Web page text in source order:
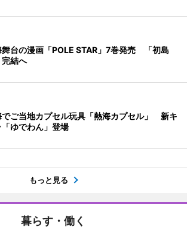
舞台の漫画「POLE STAR」7巻発売 「初島
結へ
でご当地カプセル玩具「熱海カプセル」 新キ
「ゆでわん」登場
もっと見る
暮らす・働く